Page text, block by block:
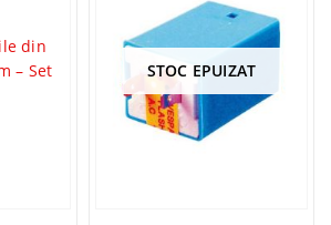
STOC EPUIZAT